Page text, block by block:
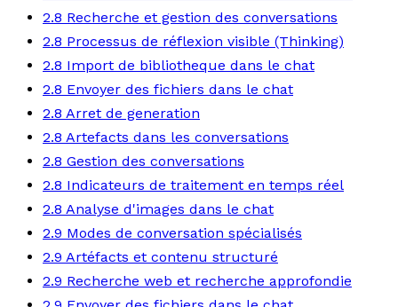
2.8 Recherche et gestion des conversations
2.8 Processus de réflexion visible (Thinking)
2.8 Import de bibliotheque dans le chat
2.8 Envoyer des fichiers dans le chat
2.8 Arret de generation
2.8 Artefacts dans les conversations
2.8 Gestion des conversations
2.8 Indicateurs de traitement en temps réel
2.8 Analyse d'images dans le chat
2.9 Modes de conversation spécialisés
2.9 Artéfacts et contenu structuré
2.9 Recherche web et recherche approfondie